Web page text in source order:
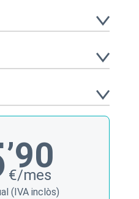
’90
€/mes
(IVA inclòs)